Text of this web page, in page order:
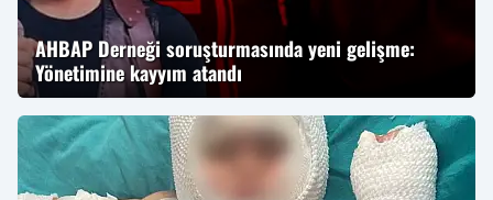
AHBAP Derneği soruşturmasında yeni gelişme:
Yönetimine kayyım atandı